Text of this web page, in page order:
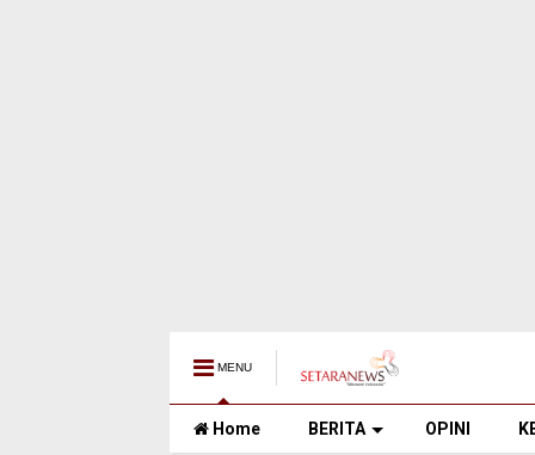
MENU
Home BERITA OPINI